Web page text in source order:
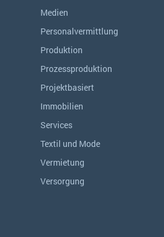
Medien
Personalvermittlung
Produktion
Prozessproduktion
Projektbasiert
Immobilien
Services
Textil und Mode
Vermietung
Versorgung